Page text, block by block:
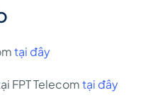
tại đây
FPT Telecomtại đây